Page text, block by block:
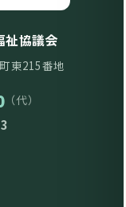
協議会
東215番地
（代）